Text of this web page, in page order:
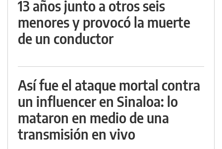
13 años junto a otros seis
menores y provocó la muerte
de un conductor
Así fue el ataque mortal contra
un influencer en Sinaloa: lo
mataron en medio de una
transmisión en vivo